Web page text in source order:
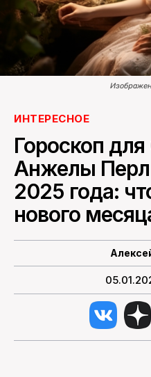
ИНТЕРЕСНОЕ
Гороскоп
Анжелы Перл
2025 года:
нового